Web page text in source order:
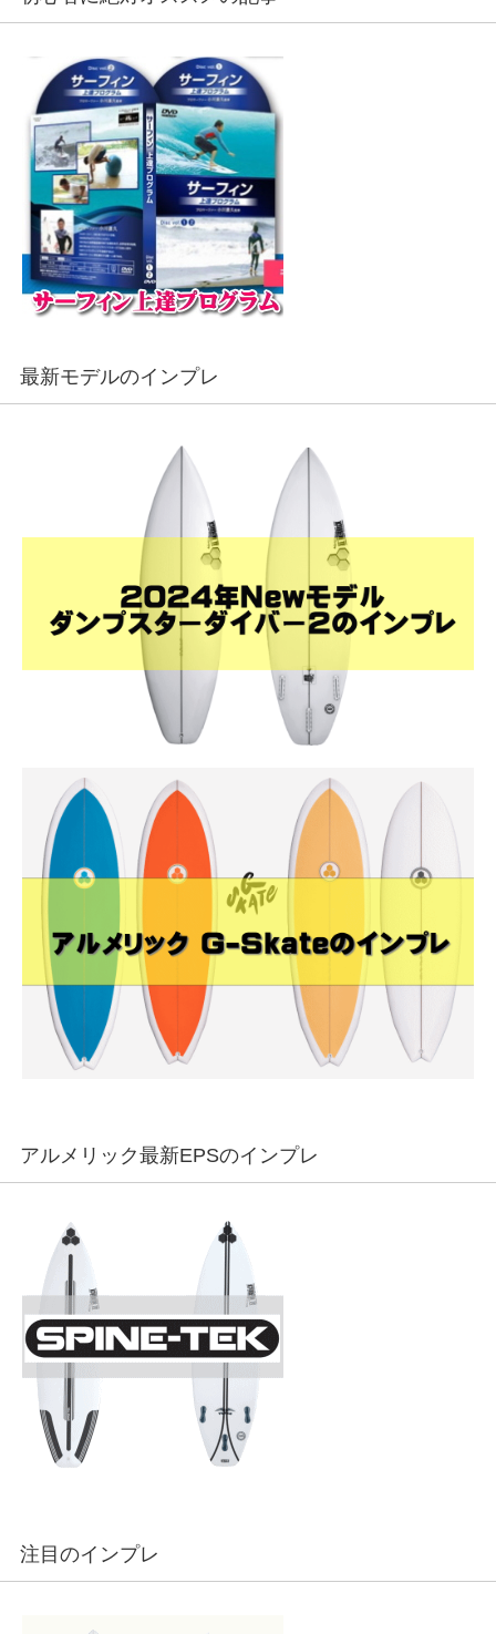
最新モデルのインプレ
アルメリック最新EPSのインプレ
注目のインプレ